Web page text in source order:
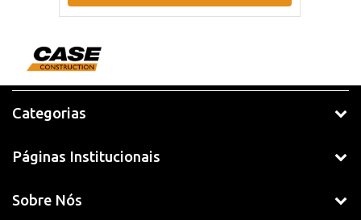
Categorias
Páginas Institucionais
Sobre Nós